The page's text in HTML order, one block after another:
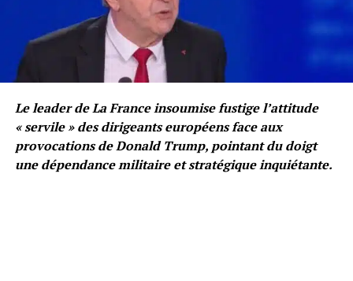
Le leader de La France insoumise fustige l’attitude
« servile » des dirigeants européens face aux
provocations de Donald Trump, pointant du doigt
une dépendance militaire et stratégique inquiétante.